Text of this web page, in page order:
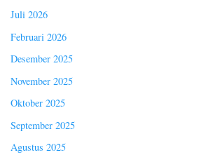
Juli 2026
Februari 2026
Desember 2025
November 2025
Oktober 2025
September 2025
Agustus 2025